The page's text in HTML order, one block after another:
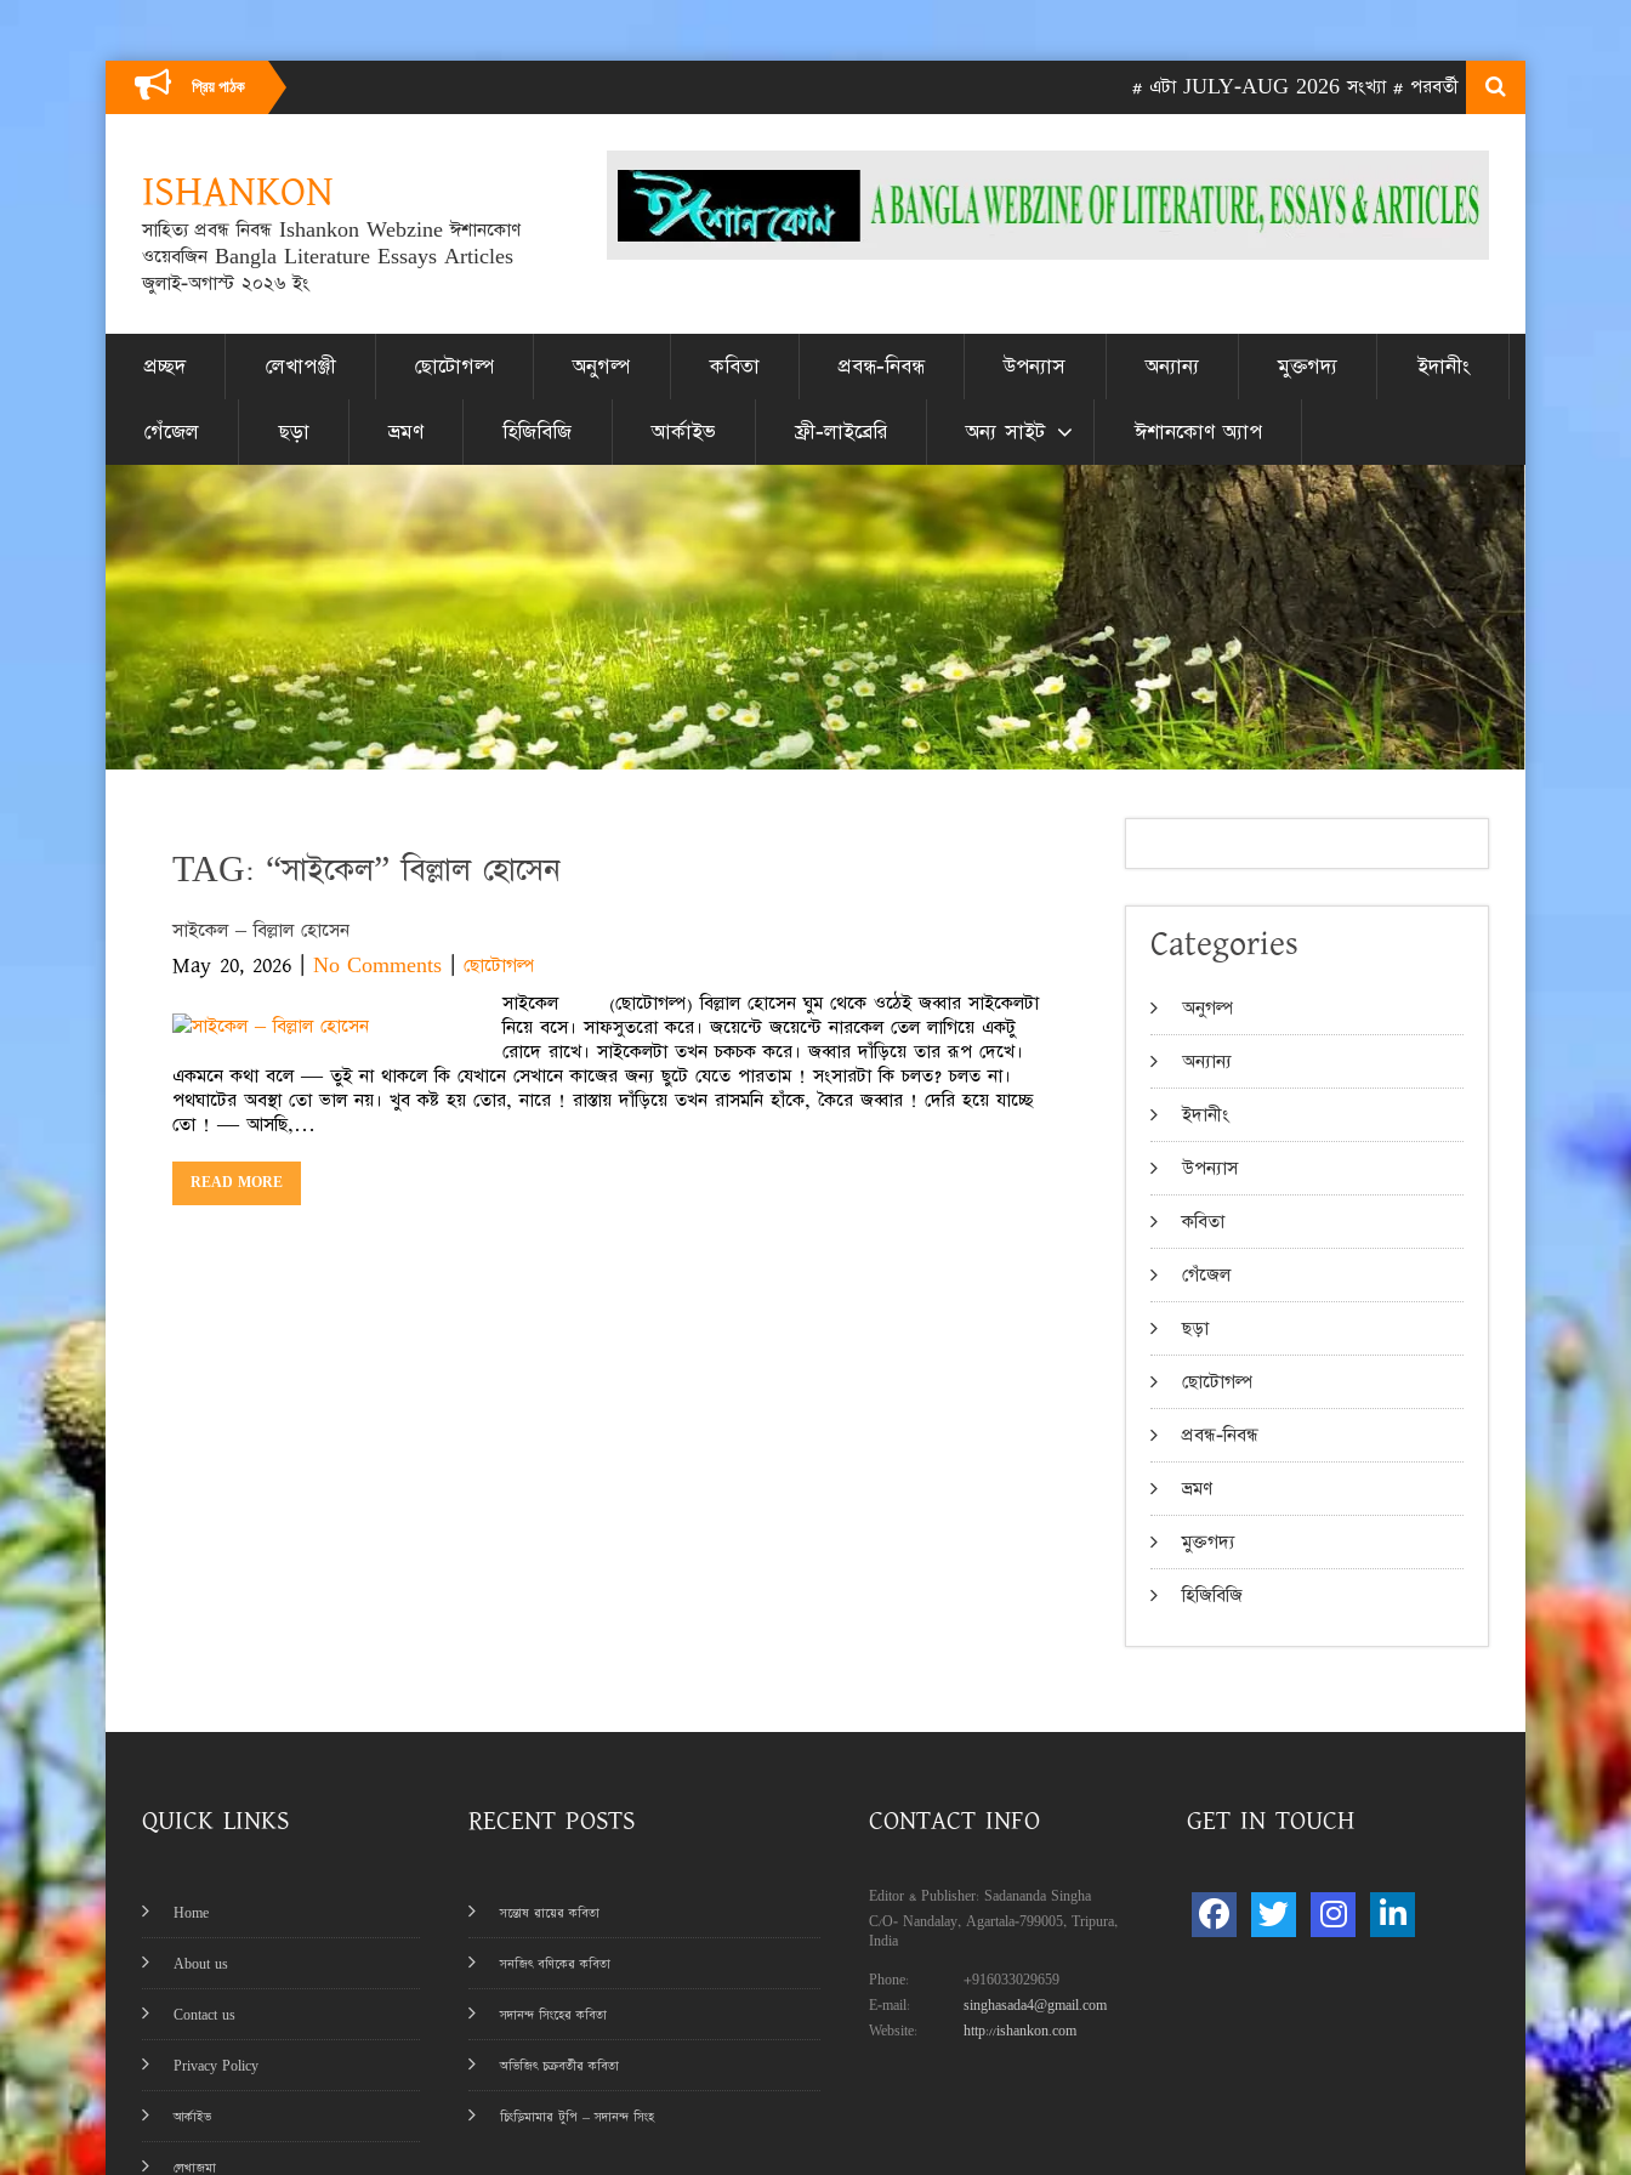
প্রিয় পাঠক # এটা JULY-AUG 2026 সংখ্যা # পরবর্তী SEPT-OCT 2026 সংখ্যা
ISHANKON
সাহিত্য প্রবন্ধ নিবন্ধ Ishankon Webzine ঈশানকোণ
ওয়েবজিন Bangla Literature Essays Articles
জুলাই-অগাস্ট ২০২৬ ইং
প্রচ্ছদ লেখাপঞ্জী ছোটোগল্প অনুগল্প কবিতা প্রবন্ধ-নিবন্ধ উপন্যাস অন্যান্য মুক্তগদ্য ইদানীং
গেঁজেল ছড়া ভ্রমণ হিজিবিজি আর্কাইভ ফ্রী-লাইব্রেরি অন্য সাইট ঈশানকোণ অ্যাপ
TAG: “সাইকেল” বিল্লাল হোসেন
সাইকেল – বিল্লাল হোসেন
May 20, 2026 | No Comments | ছোটোগল্প
সাইকেল (ছোটোগল্প) বিল্লাল হোসেন ঘুম থেকে ওঠেই জব্বার সাইকেলটা
নিয়ে বসে। সাফসুতরো করে। জয়েন্টে জয়েন্টে নারকেল তেল লাগিয়ে একটু
রোদে রাখে। সাইকেলটা তখন চকচক করে। জব্বার দাঁড়িয়ে তার রূপ দেখে।
একমনে কথা বলে — তুই না থাকলে কি যেখানে সেখানে কাজের জন্য ছুটে যেতে পারতাম ! সংসারটা কি চলত? চলত না।
পথঘাটের অবস্থা তো ভাল নয়। খুব কষ্ট হয় তোর, নারে ! রাস্তায় দাঁড়িয়ে তখন রাসমনি হাঁকে, কৈরে জব্বার ! দেরি হয়ে যাচ্ছে
তো ! — আসছি,…
READ MORE
Categories
অনুগল্প
অন্যান্য
ইদানীং
উপন্যাস
কবিতা
গেঁজেল
ছড়া
ছোটোগল্প
প্রবন্ধ-নিবন্ধ
ভ্রমণ
মুক্তগদ্য
হিজিবিজি
QUICK LINKS
Home
About us
Contact us
Privacy Policy
আর্কাইভ
লেখাজমা
RECENT POSTS
সন্তোষ রায়ের কবিতা
সনজিৎ বণিকের কবিতা
সদানন্দ সিংহের কবিতা
অভিজিৎ চক্রবর্তীর কবিতা
চিংড়িমামার টুপি – সদানন্দ সিংহ
CONTACT INFO
Editor & Publisher: Sadananda Singha
C/O- Nandalay, Agartala-799005, Tripura,
India
Phone:
+916033029659
E-mail:
singhasada4@gmail.com
Website:
http://ishankon.com
GET IN TOUCH